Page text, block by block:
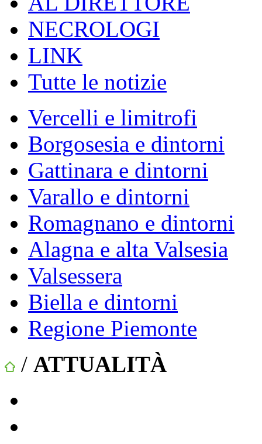
NECROLOGI
LINK
Tutte le notizie
Vercelli e limitrofi
Borgosesia e dintorni
Gattinara e dintorni
Varallo e dintorni
Romagnano e dintorni
Alagna e alta Valsesia
Valsessera
Biella e dintorni
Regione Piemonte
/ ATTUALITÀ